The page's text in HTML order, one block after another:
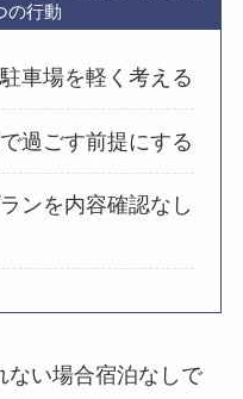
の行動
車場を軽く考える
過ごす前提にする
ンを内容確認なし
ない場合宿泊なしで